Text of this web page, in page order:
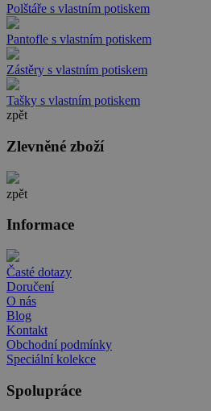
Polštáře s vlastním potiskem
Pantofle s vlastním potiskem
Zástěry s vlastním potiskem
Tašky s vlastním potiskem
zpět
Zlevněné zboží
zpět
Informace
Časté dotazy
Doručení
O nás
Blog
Kontakt
Obchodní podmínky
Speciální kolekce
Spolupráce